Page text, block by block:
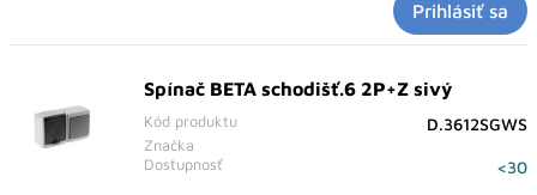
Prihlásiť sa
Spínač BETA schodišť.6 2P+Z sivý
Značka
Kód produktu D.3612SGWS
Dostupnosť <30